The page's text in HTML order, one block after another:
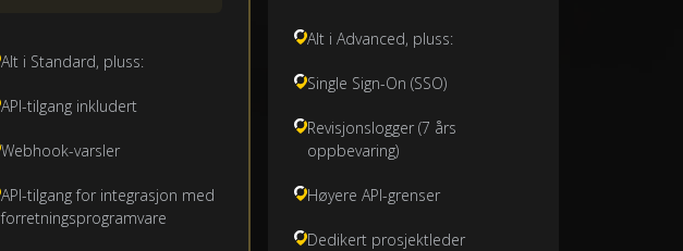
Alt i Standard, pluss:
API-tilgang inkludert
Webhook-varsler
API-tilgang for integrasjon med
forretningsprogramvare
Alt i Advanced, pluss:
Single Sign-On (SSO)
Revisjonslogger (7 års
oppbevaring)
Høyere API-grenser
Dedikert prosjektleder